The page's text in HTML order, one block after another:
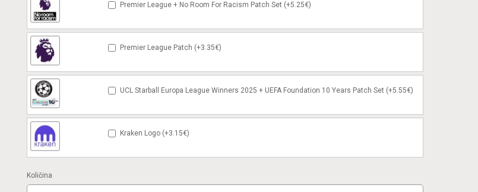
Premier League + No Room For Racism Patch Set (+5.25€)
Premier League Patch (+3.35€)
UCL Starball Europa League Winners 2025 + UEFA Foundation 10 Years Patch Set (+5.55€)
Kraken Logo (+3.15€)
Količina